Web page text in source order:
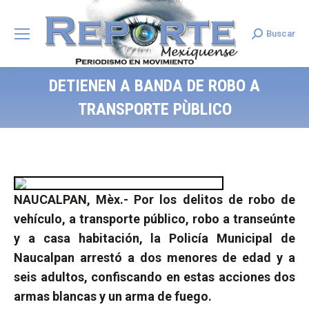
Search:
Buscar
DETIENEN A BANDA DE ROBO A
TRANSPORTE PÙBLICO
NAUCALPAN, Mèx.- Por los delitos de robo de
vehículo, a transporte público, robo a transeúnte
y a casa habitación, la Policía Municipal de
Naucalpan arrestó a dos menores de edad y a
seis adultos, confiscando en estas acciones dos
armas blancas y un arma de fuego.